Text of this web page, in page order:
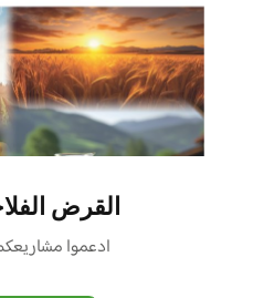
القرض
ادعموا